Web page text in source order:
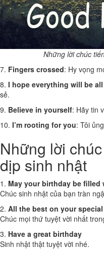
Những lời chúc
7. Fingers crossed: Hy vọng
8. I hope everything will be
sẻ.
9. Believe in yourself: Hãy tin
10. I’m rooting for you: Tôi
Những lời
dịp sinh nhật
1. May your birthday be filled
Chúc sinh nhật của bạn tràn
2. All the best on your
Chúc mọi thứ tuyệt vời nhất
3. Have a great birthday
Sinh nhật thật tuyệt vời nhé.